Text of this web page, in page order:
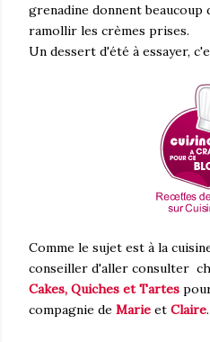
grenadine donnent beaucoup
ramollir les crèmes prises.
Un dessert d'été à essayer,
Comme le sujet est à la
conseiller d'aller consulter
Cakes, Quiches et Tartes
compagnie de Marie et Claire.